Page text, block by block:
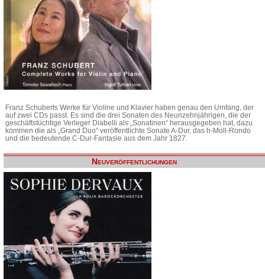
Franz Schuberts Werke für Violine und Klavier haben genau den Umfang, der
auf zwei CDs passt. Es sind die drei Sonaten des Neunzehnjährigen, die der
geschäftstüchtige Verleger Diabelli als „Sonatinen“ herausgegeben hat, dazu
kommen die als „Grand Duo“ veröffentlichte Sonate A-Dur, das h-Moll-Rondo
und die bedeutende C-Dur-Fantasie aus dem Jahr 1827.
Neuveröffentlichungen